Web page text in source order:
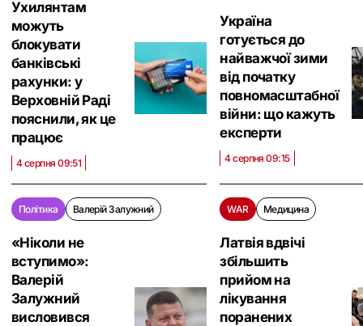
Ухилянтам
можуть
блокувати
банківські
рахунки: у
Верховній Раді
пояснили, як це
працює
4 серпня 09:51
Україна
готується до
найважчої зими
від початку
повномасштабної
війни: що кажуть
експерти
4 серпня 09:15
Політика Валерій Залужний
«Ніколи не
вступимо»:
Валерій
Залужний
висловився
WAR Медицина
Латвія вдвічі
збільшить
прийом на
лікування
поранених